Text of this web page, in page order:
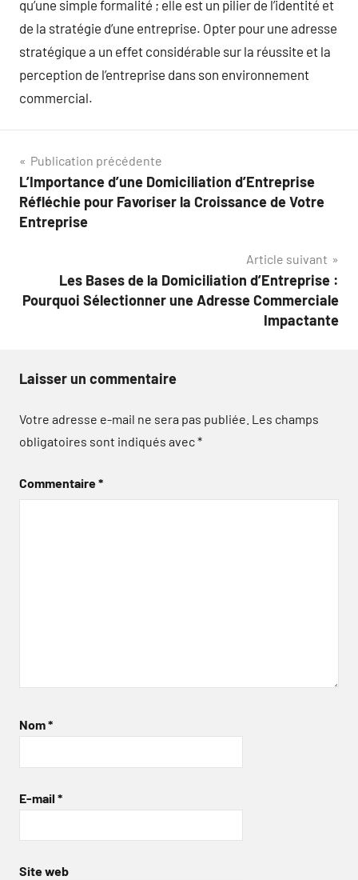
qu’une simple formalité ; elle est un pilier de l’identité et
de la stratégie d’une entreprise. Opter pour une adresse
stratégique a un effet considérable sur la réussite et la
perception de l’entreprise dans son environnement
commercial.
Navigation
de
l’article
Publication précédente
L’Importance d’une Domiciliation d’Entreprise
Réfléchie pour Favoriser la Croissance de Votre
Entreprise
Article suivant
Les Bases de la Domiciliation d’Entreprise :
Pourquoi Sélectionner une Adresse Commerciale
Impactante
Laisser un commentaire
Votre adresse e-mail ne sera pas publiée. Les champs
obligatoires sont indiqués avec*
Commentaire*
Nom*
E-mail *
Site web